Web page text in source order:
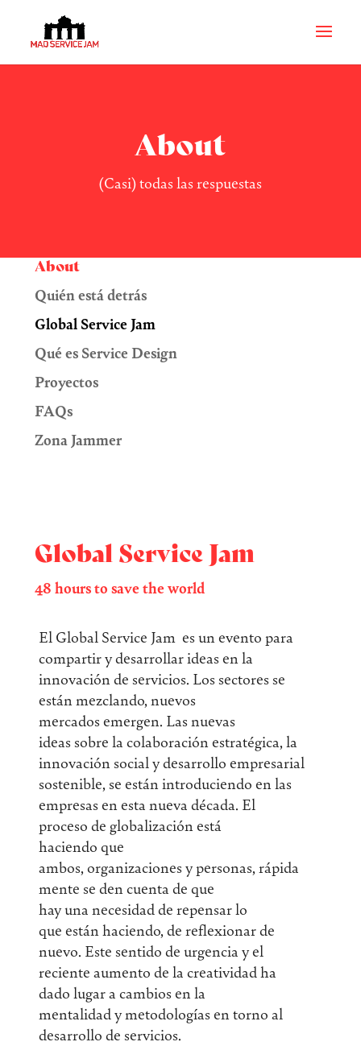
About
(Casi) todas las respuestas
About
Quién está detrás
Global Service Jam
Qué es Service Design
Proyectos
FAQs
Zona Jammer
Global Service Jam
48 hours to save the world
El Global Service Jam es un evento para
compartir y desarrollar ideas en la
innovación de servicios. Los sectores se
están mezclando, nuevos
mercados emergen. Las nuevas
ideas sobre la colaboración estratégica, la
innovación social y desarrollo empresarial
sostenible, se están introduciendo en las
empresas en esta nueva década. El
proceso de globalización está
haciendo que
ambos, organizaciones y personas, rápida
mente se den cuenta de que
hay una necesidad de repensar lo
que están haciendo, de reflexionar de
nuevo. Este sentido de urgencia y el
reciente aumento de la creatividad ha
dado lugar a cambios en la
mentalidad y metodologías en torno al
desarrollo de servicios.